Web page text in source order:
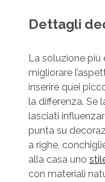
Dettagli
La soluzione
migliorare
inserire quei
la differenza. Se
lasciati
punta su
a righe,
alla casa uno
con materiali